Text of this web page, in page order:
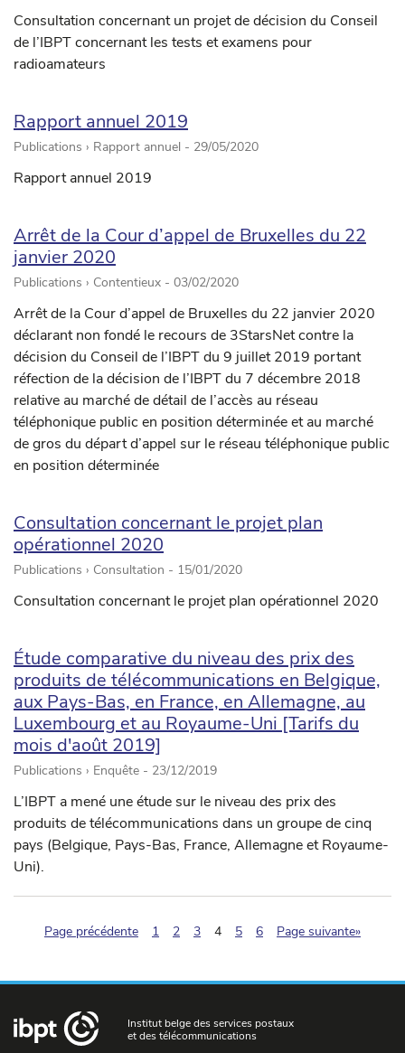
Consultation concernant un projet de décision du Conseil
de l’IBPT concernant les tests et examens pour
radioamateurs
Rapport annuel 2019
Publications › Rapport annuel - 29/05/2020
Rapport annuel 2019
Arrêt de la Cour d’appel de Bruxelles du 22
janvier 2020
Publications › Contentieux - 03/02/2020
Arrêt de la Cour d’appel de Bruxelles du 22 janvier 2020
déclarant non fondé le recours de 3StarsNet contre la
décision du Conseil de l’IBPT du 9 juillet 2019 portant
réfection de la décision de l’IBPT du 7 décembre 2018
relative au marché de détail de l’accès au réseau
téléphonique public en position déterminée et au marché
de gros du départ d’appel sur le réseau téléphonique public
en position déterminée
Consultation concernant le projet plan
opérationnel 2020
Publications › Consultation - 15/01/2020
Consultation concernant le projet plan opérationnel 2020
Étude comparative du niveau des prix des
produits de télécommunications en Belgique,
aux Pays-Bas, en France, en Allemagne, au
Luxembourg et au Royaume-Uni [Tarifs du
mois d'août 2019]
Publications › Enquête - 23/12/2019
L’IBPT a mené une étude sur le niveau des prix des
produits de télécommunications dans un groupe de cinq
pays (Belgique, Pays-Bas, France, Allemagne et Royaume-
Uni).
Page précédente 1 2 3 4(pagination.current)
5 6 Page suivante»
Institut belge des services postaux
et des télécommunications